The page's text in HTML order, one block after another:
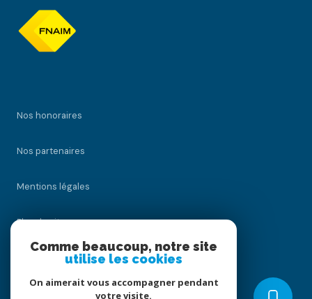
Nos honoraires
Nos partenaires
Mentions légales
Plan du site
Comme beaucoup, notre site
utilise les cookies
On aimerait vous accompagner pendant
votre visite.